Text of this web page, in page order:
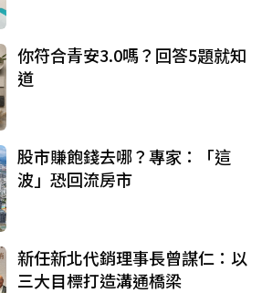
你符合青安3.0嗎？回答5題就知
道
股市賺飽錢去哪？專家：「這
波」恐回流房市
新任新北代銷理事長曾謀仁：以
三大目標打造溝通橋梁